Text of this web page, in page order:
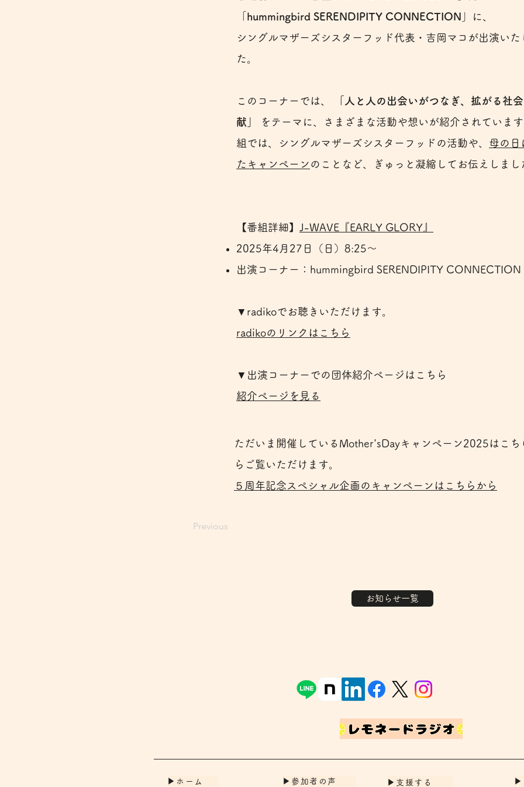
hummingbird SERENDIPITY CONNECTION 」に、
シングルマザーズシスターフッド代表・吉岡マコが出演いた
た。
このコーナーでは、
「人と人の出会いがつなぎ、拡がる社
献」
をテーマに、さまざまな活動や想いが紹介されていま
組では、シングルマザーズシスターフッドの活動や、 母の日
たキャンペーン のことなど、ぎゅっと凝縮してお伝えしまし
【番組詳細】
J-WAVE『EARLY GLORY』
2025年4月27日（日）8:25〜
出演コーナー：hummingbird SERENDIPITY CONNECTION
▼radikoでお聴きいただけます。
radikoのリンクはこちら
▼出演コーナーでの団体紹介ページはこちら
紹介ページを見る
ただいま開催しているMother'sDayキャンペーン2025はこち
らご覧いただけます。
５周年記念スペシャル企画のキャンペーンはこちらから
Previous
お知らせ一覧
▶ホーム ▶︎参加者の声 ▶︎支援する ▶︎